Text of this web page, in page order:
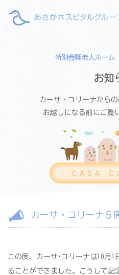
特別養護老人ホーム
お知
カーサ・コリーナから
お越しになる前にご覧
カーサ・コリーナ５
この度、カーサ•コリーナは10月1
ることができました。こうして記